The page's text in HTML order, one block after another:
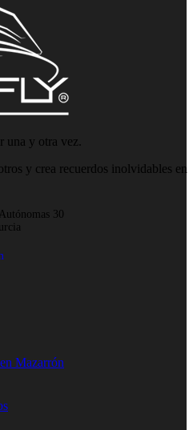
una y otra vez.
y crea recuerdos inolvidables en
30
Mazarrón